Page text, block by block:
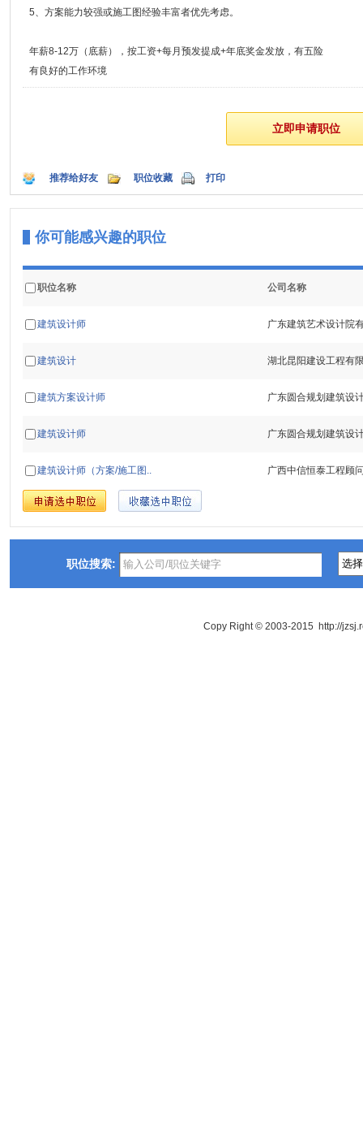
5、方案能力较强或施工图经验丰富者优先考虑。
年薪8-12万（底薪），按工资+每月预发提成+年底奖金发放，有五险
有良好的工作环境
推荐给好友 职位收藏 打印
你可能感兴趣的职位
职位名称 公司名称
建筑设计师 广东建筑艺术设计院
建筑设计 湖北昆阳建设工程有
建筑方案设计师 广东圆合规划建筑设
建筑设计师 广东圆合规划建筑设
建筑设计师（方案/施工图.. 广西中信恒泰工程顾
职位搜索:
Copy Right © 2003-2015 http://